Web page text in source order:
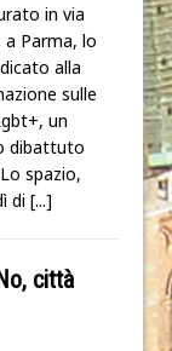
in via
a Parma, lo
alla
sulle
un
dibattuto
spazio,
di [...]
città